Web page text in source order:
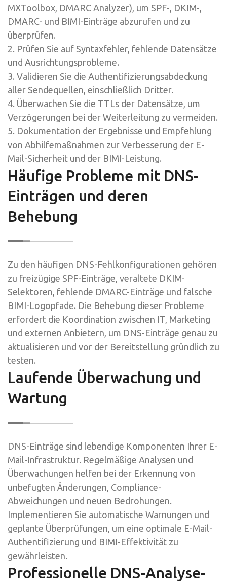
MXToolbox, DMARC Analyzer), um SPF-, DKIM-,
DMARC- und BIMI-Einträge abzurufen und zu
überprüfen.
2. Prüfen Sie auf Syntaxfehler, fehlende Datensätze
und Ausrichtungsprobleme.
3. Validieren Sie die Authentifizierungsabdeckung
aller Sendequellen, einschließlich Dritter.
4. Überwachen Sie die TTLs der Datensätze, um
Verzögerungen bei der Weiterleitung zu vermeiden.
5. Dokumentation der Ergebnisse und Empfehlung
von Abhilfemaßnahmen zur Verbesserung der E-
Mail-Sicherheit und der BIMI-Leistung.
Häufige Probleme mit DNS-
Einträgen und deren
Behebung
Zu den häufigen DNS-Fehlkonfigurationen gehören
zu freizügige SPF-Einträge, veraltete DKIM-
Selektoren, fehlende DMARC-Einträge und falsche
BIMI-Logopfade. Die Behebung dieser Probleme
erfordert die Koordination zwischen IT, Marketing
und externen Anbietern, um DNS-Einträge genau zu
aktualisieren und vor der Bereitstellung gründlich zu
testen.
Laufende Überwachung und
Wartung
DNS-Einträge sind lebendige Komponenten Ihrer E-
Mail-Infrastruktur. Regelmäßige Analysen und
Überwachungen helfen bei der Erkennung von
unbefugten Änderungen, Compliance-
Abweichungen und neuen Bedrohungen.
Implementieren Sie automatische Warnungen und
geplante Überprüfungen, um eine optimale E-Mail-
Authentifizierung und BIMI-Effektivität zu
gewährleisten.
Professionelle DNS-Analyse-